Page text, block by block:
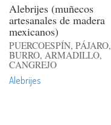
Alebrijes (muñecos
artesanales de madera
mexicanos)
PUERCOESPÍN, PÁJARO,
BURRO, ARMADILLO,
CANGREJO
Alebrijes